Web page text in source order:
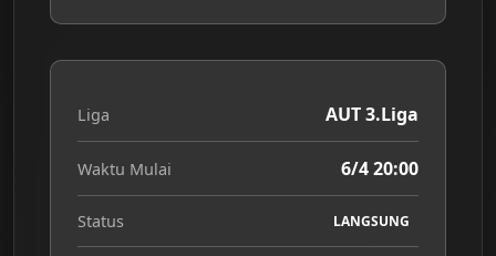
Liga AUT 3.Liga
Waktu Mulai 6/4 20:00
Status LANGSUNG